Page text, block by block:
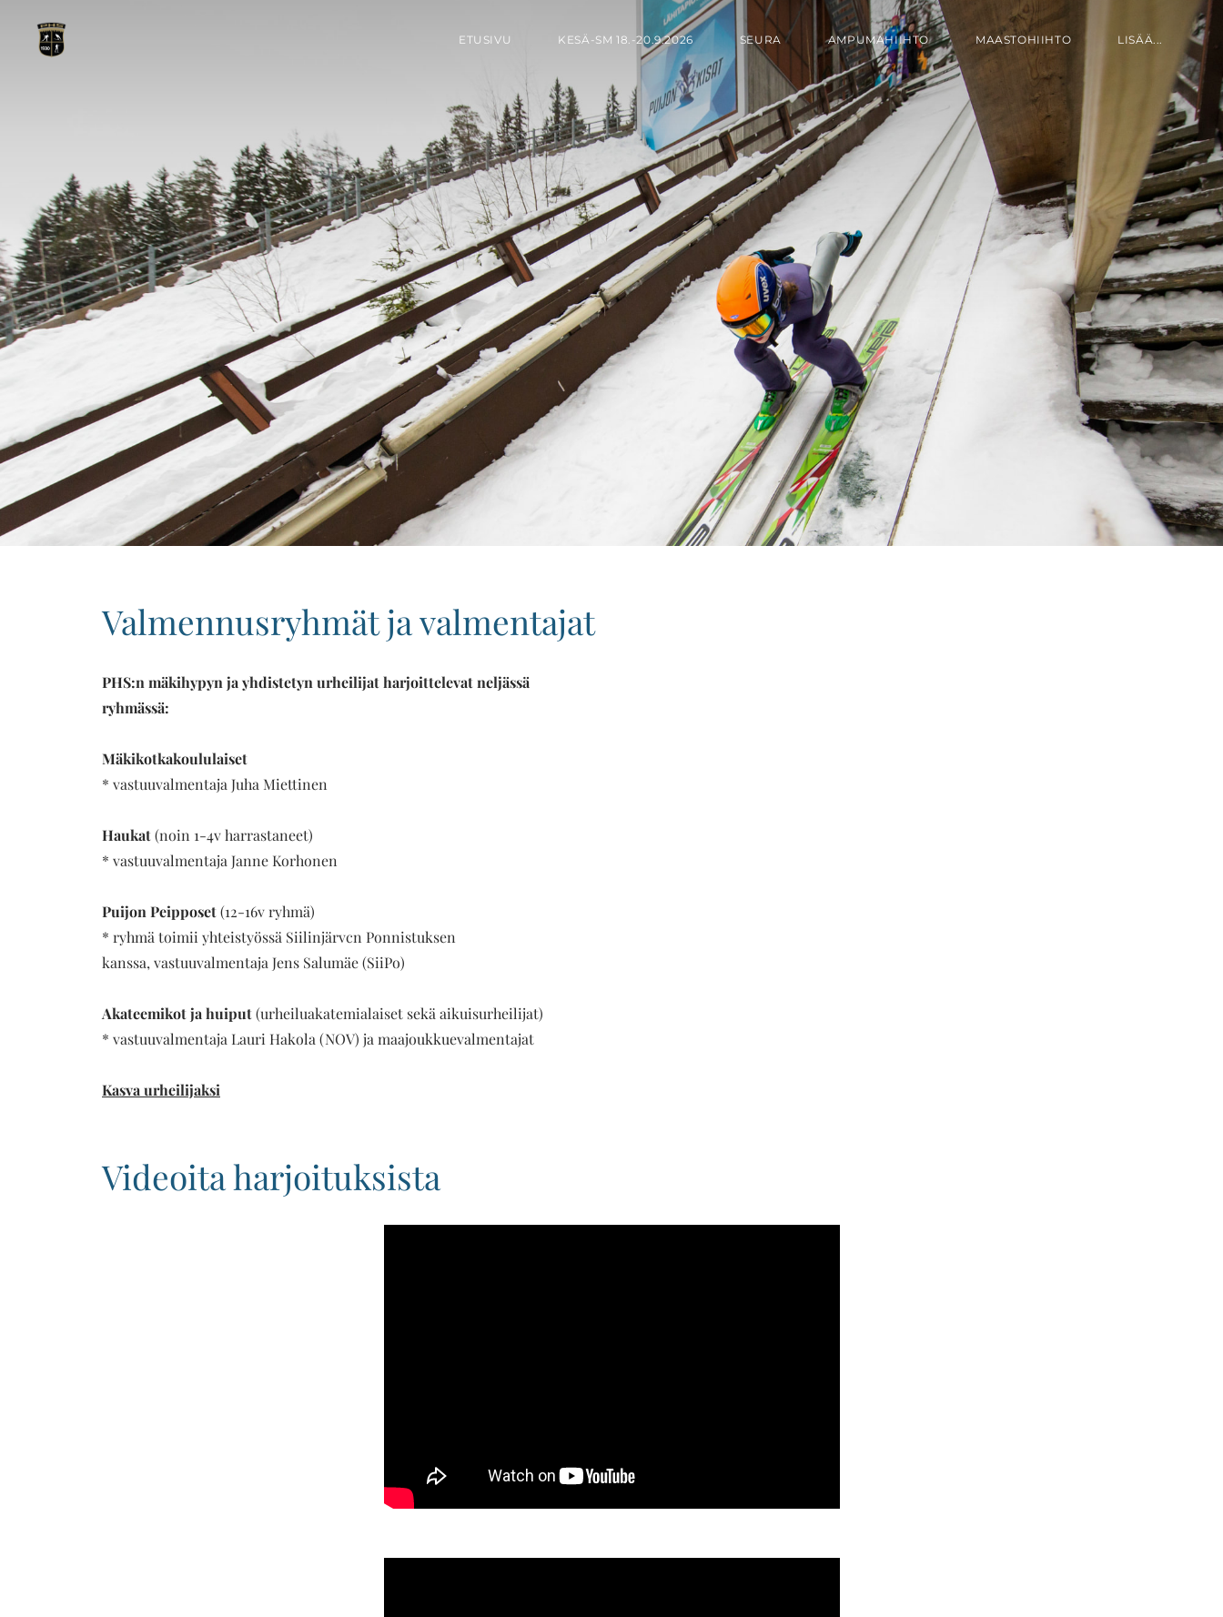
ETUSIVU KESÄ-SM 18.-20.9.2026 SEURA AMPUMAHIIHTO MAASTOHIIHTO LISÄÄ...
Valmennusryhmät ja valmentajat
PHS:n mäkihypyn ja yhdistetyn urheilijat harjoittelevat neljässä
ryhmässä:
Mäkikotkakoululaiset
* vastuuvalmentaja Juha Miettinen
Haukat(noin 1-4v harrastaneet)
* vastuuvalmentaja Janne Korhonen
Puijon Peipposet(12-16v ryhmä)
* ryhmä toimii yhteistyössä Siilinjärvcn Ponnistuksen
kanssa, vastuuvalmentaja Jens Salumäe (SiiPo)
Akateemikot ja huiput(urheiluakatemialaiset sekä aikuisurheilijat)
* vastuuvalmentaja Lauri Hakola (NOV) ja maajoukkuevalmentajat
Kasva urheilijaksi
Videoita harjoituksista